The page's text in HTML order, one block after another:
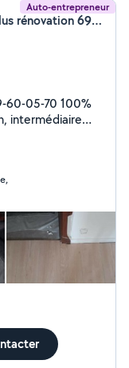
Auto-entrepreneur
Amarildo Brahimi (servic plus rénovation 69570)
intermédiaire
lissage,
(Les détails